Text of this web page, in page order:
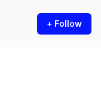
+ Follow